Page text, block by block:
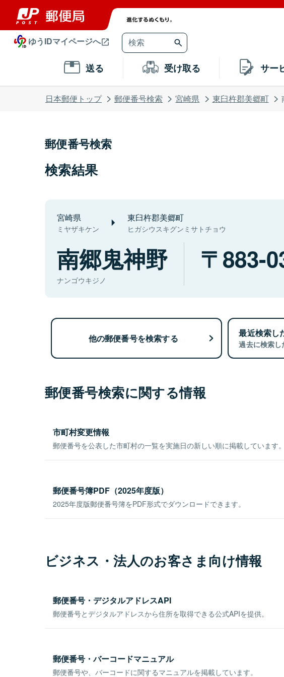
ゆうIDマイページへ
送る 受け取る サー
日本郵便トップ 郵便番号検索 宮崎県 東臼杵郡美郷町
郵便番号検索
検索結果
宮崎県
ミヤザキケン
東臼杵郡美郷町
ヒガシウスキグンミサトチョウ
南郷鬼神野
ナンゴウキジノ
883-
他の郵便番号を検索する 最近検索し
過去に検索し
郵便番号検索に関する情報
市町村変更情報
郵便番号を公表した市町村の一覧を実施日の新しい順に掲載しています。
郵便番号簿PDF（2025年度版）
2025年度版郵便番号簿をPDF形式でダウンロードできます。
ビジネス・法人のお客さま向け情報
郵便番号・デジタルアドレスAPI
郵便番号とデジタルアドレスから住所を取得できる公式APIを提供。
郵便番号・バーコードマニュアル
郵便番号や、バーコードに関するマニュアルを掲載しています。